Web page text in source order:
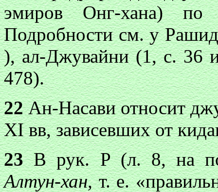
эмиров Онг-хана)
Подробности см. у
), ал-Джувайни (1, с. 36
478).
22Ан-Насави относит
XI вв, зависевших от
23В рук. P (л. 8, на
Алтун-хан,т. е.